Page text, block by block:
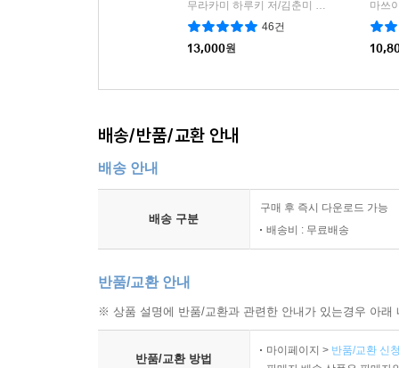
무라카미 하루키 저/김춘미 역
문학사상
46건
13,000원
배송/반품/교환 안내
배송 안내
배송 구분
구매 후 즉시 다운로드 가능
배송비 : 무료배송
반품/교환 안내
※ 상품 설명에 반품/교환과 관련한 안내가 있는경우 아
반품/교환 방법
마이페이지 > 반품/교환 신